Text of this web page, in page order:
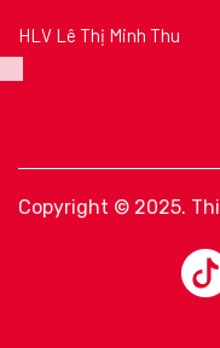
HLV Lê Thị Minh Thu
Copyright © 2025.